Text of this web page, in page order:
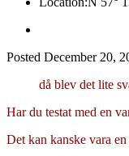
Posted December 20,
då blev det lite
Har du testat med en
Det kan kanske vara